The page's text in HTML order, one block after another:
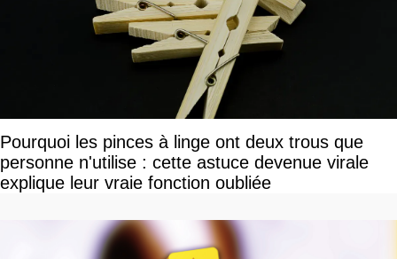
Pourquoi les pinces à linge ont deux trous que
personne n'utilise : cette astuce devenue virale
explique leur vraie fonction oubliée